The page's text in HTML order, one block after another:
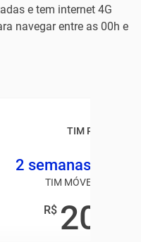
e tem internet 4G
navegar entre as 00h e
TIM Pré TOP
2 semanas 2 GB
TIM MÓVEL PRÉ-
R$ 20